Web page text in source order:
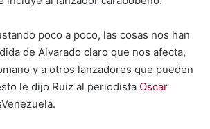
poco a poco, las cosas nos han
de Alvarado claro que nos afecta,
y a otros lanzadores que pueden
le dijo Ruiz al periodista Oscar